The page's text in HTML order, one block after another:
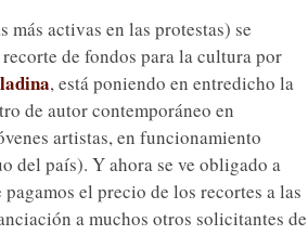
más activas en las protestas) se
de fondos para la cultura por
, está poniendo en entredicho la
de autor contemporáneo en
artistas, en funcionamiento
del país). Y ahora se ve obligado a
el precio de los recortes a las
a muchos otros solicitantes de